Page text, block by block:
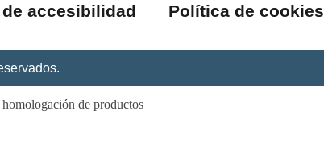
accesibilidad Política de cookies